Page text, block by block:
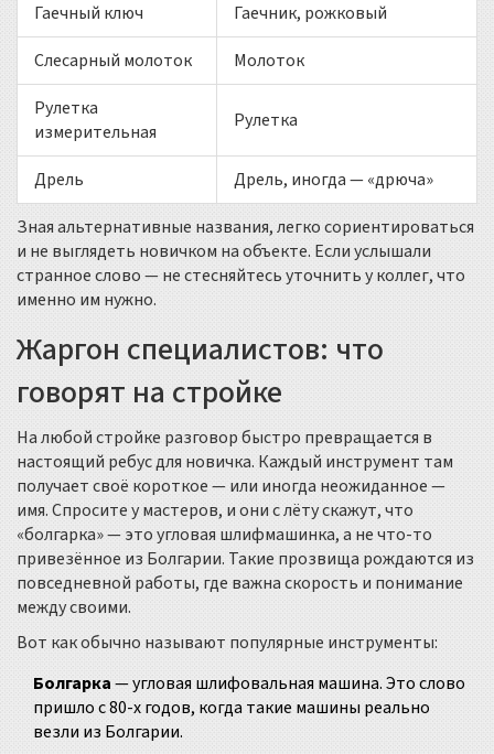
Гаечный ключ
Гаечник, рожковый
Слесарный молоток
Молоток
Рулетка
измерительная
Рулетка
Дрель
Дрель, иногда — «дрюча»
Зная альтернативные названия, легко сориентироваться
и не выглядеть новичком на объекте. Если услышали
странное слово — не стесняйтесь уточнить у коллег, что
именно им нужно.
Жаргон специалистов: что
говорят на стройке
На любой стройке разговор быстро превращается в
настоящий ребус для новичка. Каждый инструмент там
получает своё короткое — или иногда неожиданное —
имя. Спросите у мастеров, и они с лёту скажут, что
«болгарка» — это угловая шлифмашинка, а не что-то
привезённое из Болгарии. Такие прозвища рождаются из
повседневной работы, где важна скорость и понимание
между своими.
Вот как обычно называют популярные инструменты:
Болгарка— угловая шлифовальная машина. Это слово
пришло с 80-х годов, когда такие машины реально
везли из Болгарии.